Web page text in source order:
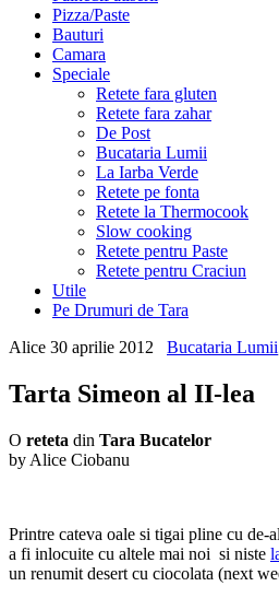
Pizza/Paste
Bauturi
Camara
Speciale
Retete fara gluten
Retete fara zahar
De Post
Bucataria Lumii
La Iarba Verde
Retete pe fonta
Retete la Thermocook
Slow cooking
Retete pentru Paste
Retete pentru Craciun
Utile
Pe Drumuri de Tara
Alice 30 aprilie 2012 Bucataria Lumii
Tarta Simeon al II-lea
O reteta din Tara Bucatelor
by Alice Ciobanu
Printre cateva oale si tigai pline cu de-
a fi inlocuite cu altele mai noi si niste
un renumit desert cu ciocolata (next